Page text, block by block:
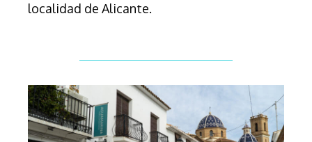
localidad de Alicante.